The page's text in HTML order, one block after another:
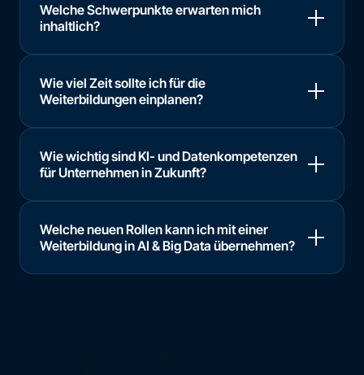
Welche Schwerpunkte erwarten mich
inhaltlich?
Wie viel Zeit sollte ich für die
Weiterbildungen einplanen?
Wie wichtig sind KI- und Datenkompetenzen
für Unternehmen in Zukunft?
Welche neuen Rollen kann ich mit einer
Weiterbildung in AI & Big Data übernehmen?